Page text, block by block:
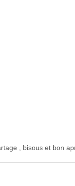
, bisous et bon